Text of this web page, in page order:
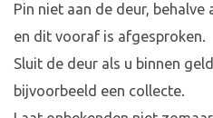
Pin niet aan de deur,
en dit vooraf is afgesproken.
Sluit de deur als u binnen
bijvoorbeeld een collecte.